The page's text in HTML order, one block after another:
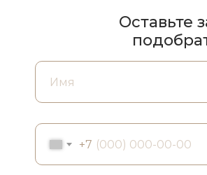
+7
Оставьте